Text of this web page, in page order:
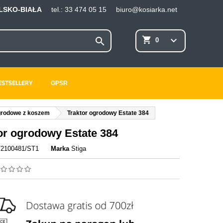
×
×
×
BIAŁA tel.: 33 474 05 15 biuro@kosiarka.net
shopping_cart 0 keyboard_arrow_down

GPSR
z koszem Traktor ogrodowy Estate 384
ogrodowy Estate 384
ST1 Marka Stiga